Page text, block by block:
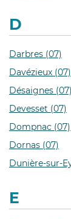
D
Darbres (07)
Davézieux (07)
Désaignes (07)
Devesset (07)
Dompnac (07)
Dornas (07)
Dunière-sur-
E